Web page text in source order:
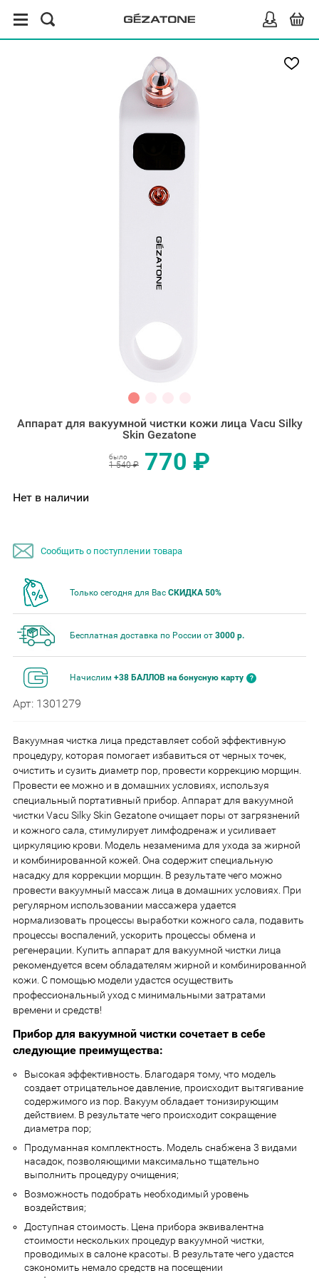
Аппарат для вакуумной чистки кожи лица Vacu Silky
Skin Gezatone
было
1 540 ₽ 770 ₽
Нет в наличии
Сообщить о поступлении товара
Только сегодня для Вас СКИДКА 50%
Бесплатная доставка по России от 3000 р.
Начислим +38 БАЛЛОВ на бонусную карту
Арт: 1301279
Вакуумная чистка лица представляет собой эффективную
процедуру, которая помогает избавиться от черных точек,
очистить и сузить диаметр пор, провести коррекцию морщин.
Провести ее можно и в домашних условиях, используя
специальный портативный прибор. Аппарат для вакуумной
чистки Vacu Silky Skin Gezatone очищает поры от загрязнений
и кожного сала, стимулирует лимфодренаж и усиливает
циркуляцию крови. Модель незаменима для ухода за жирной
и комбинированной кожей. Она содержит специальную
насадку для коррекции морщин. В результате чего можно
провести вакуумный массаж лица в домашних условиях. При
регулярном использовании массажера удается
нормализовать процессы выработки кожного сала, подавить
процессы воспалений, ускорить процессы обмена и
регенерации. Купить аппарат для вакуумной чистки лица
рекомендуется всем обладателям жирной и комбинированной
кожи. С помощью модели удастся осуществить
профессиональный уход с минимальными затратами
времени и средств!
Прибор для вакуумной чистки сочетает в себе
следующие преимущества:
Высокая эффективность. Благодаря тому, что модель
создает отрицательное давление, происходит вытягивание
содержимого из пор. Вакуум обладает тонизирующим
действием. В результате чего происходит сокращение
диаметра пор;
Продуманная комплектность. Модель снабжена 3 видами
насадок, позволяющими максимально тщательно
выполнить процедуру очищения;
Возможность подобрать необходимый уровень
воздействия;
Доступная стоимость. Цена прибора эквивалентна
стоимости нескольких процедур вакуумной чистки,
проводимых в салоне красоты. В результате чего удастся
сэкономить немало средств на посещении